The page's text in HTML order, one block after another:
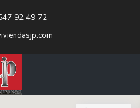
92 49 72